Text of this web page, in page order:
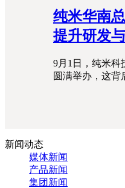
纯米华南
提升研发
9月1日，纯米科
圆满举办，这背
新闻动态
媒体新闻
产品新闻
集团新闻